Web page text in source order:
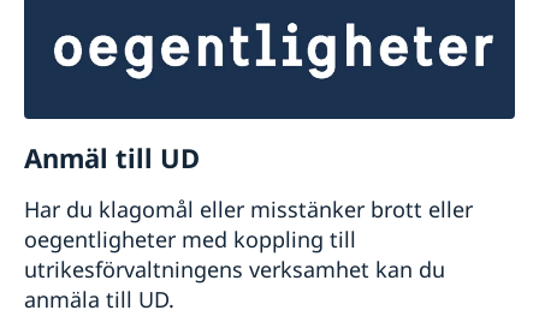
Anmäl till UD
Har du klagomål eller misstänker brott eller
oegentligheter med koppling till
utrikesförvaltningens verksamhet kan du
anmäla till UD.